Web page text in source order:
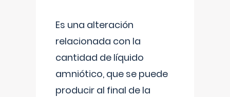
Es una alteración
relacionada con la
cantidad de líquido
amniótico, que se puede
producir al final de la